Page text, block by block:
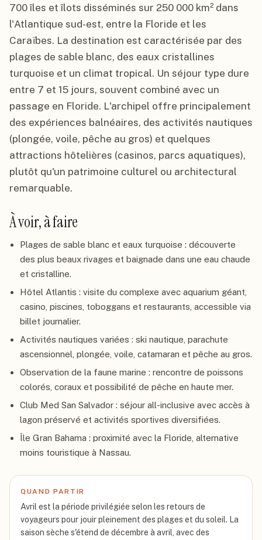
700 îles et îlots disséminés sur 250 000 km² dans
l'Atlantique sud-est, entre la Floride et les
Caraïbes. La destination est caractérisée par des
plages de sable blanc, des eaux cristallines
turquoise et un climat tropical. Un séjour type dure
entre 7 et 15 jours, souvent combiné avec un
passage en Floride. L'archipel offre principalement
des expériences balnéaires, des activités nautiques
(plongée, voile, pêche au gros) et quelques
attractions hôtelières (casinos, parcs aquatiques),
plutôt qu'un patrimoine culturel ou architectural
remarquable.
À voir, à faire
Plages de sable blanc et eaux turquoise : découverte
des plus beaux rivages et baignade dans une eau chaude
et cristalline.
Hôtel Atlantis : visite du complexe avec aquarium géant,
casino, piscines, toboggans et restaurants, accessible via
billet journalier.
Activités nautiques variées : ski nautique, parachute
ascensionnel, plongée, voile, catamaran et pêche au gros.
Observation de la faune marine : rencontre de poissons
colorés, coraux et possibilité de pêche en haute mer.
Club Med San Salvador : séjour all-inclusive avec accès à
lagon préservé et activités sportives diversifiées.
Île Gran Bahama : proximité avec la Floride, alternative
moins touristique à Nassau.
QUAND PARTIR
Avril est la période privilégiée selon les retours de
voyageurs pour jouir pleinement des plages et du soleil. La
saison sèche s'étend de décembre à avril, avec des